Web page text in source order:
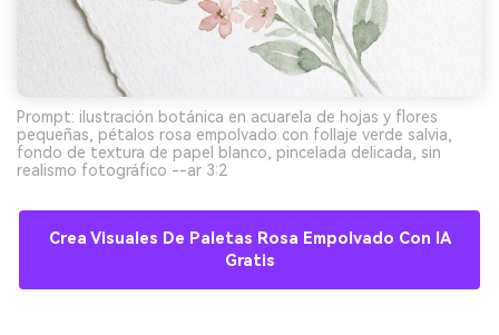
Prompt: ilustración botánica en acuarela de hojas y flores
pequeñas, pétalos rosa empolvado con follaje verde salvia,
fondo de textura de papel blanco, pincelada delicada, sin
realismo fotográfico --ar 3:2
Crea Visuales De Paletas Rosa Empolvado Con IA
Gratis